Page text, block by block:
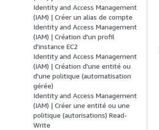
Identity and Access Management
(IAM) | Créer un alias de compte
Identity and Access Management
(IAM) | Création d'un profil
d'instance EC2
Identity and Access Management
(IAM) | Création d'une entité ou
d'une politique (automatisation
gérée)
Identity and Access Management
(IAM) | Créer une entité ou une
politique (autorisations) Read-
Write